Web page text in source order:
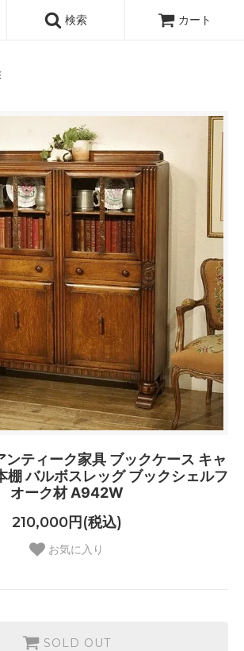
検索 カート
ンティーク家具 ブックケース キャ
棚 バルボスレッグ ブックシェルフ
オーク材 A942W
210,000円(税込)
お気に入り
SOLD OUT